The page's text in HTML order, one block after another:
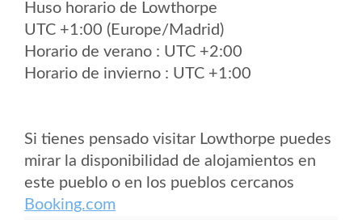
Huso horario de Lowthorpe
UTC +1:00 (Europe/Madrid)
Horario de verano : UTC +2:00
Horario de invierno : UTC +1:00
Si tienes pensado visitar Lowthorpe puedes
mirar la disponibilidad de alojamientos en
este pueblo o en los pueblos cercanos
Booking.com